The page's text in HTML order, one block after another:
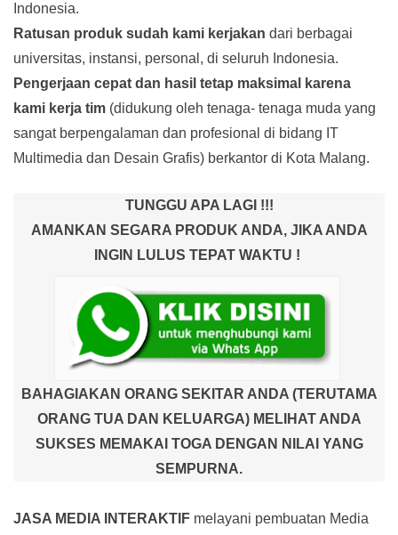
Indonesia.
Ratusan produk sudah kami kerjakan dari berbagai
universitas, instansi, personal, di seluruh Indonesia.
Pengerjaan cepat dan hasil tetap maksimal karena
kami kerja tim (didukung oleh tenaga- tenaga muda yang
sangat berpengalaman dan profesional di bidang IT
Multimedia dan Desain Grafis) berkantor di Kota Malang.
TUNGGU APA LAGI !!!
AMANKAN SEGARA PRODUK ANDA, JIKA ANDA
INGIN LULUS TEPAT WAKTU !
BAHAGIAKAN ORANG SEKITAR ANDA (TERUTAMA
ORANG TUA DAN KELUARGA) MELIHAT ANDA
SUKSES MEMAKAI TOGA DENGAN NILAI YANG
SEMPURNA.
JASA MEDIA INTERAKTIF melayani pembuatan Media